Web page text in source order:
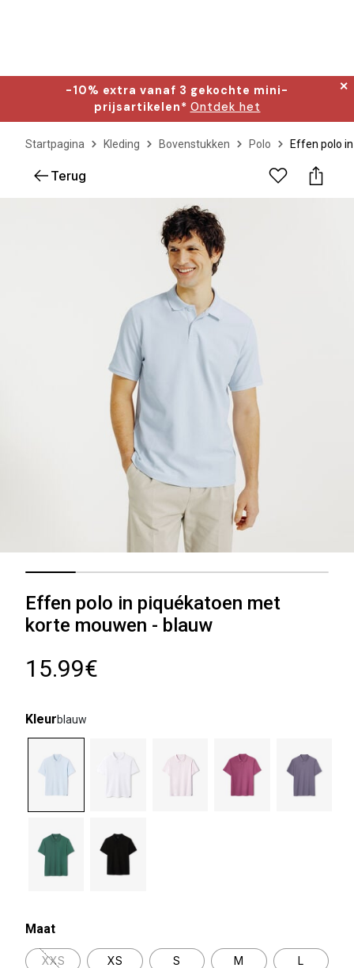
-10% extra vanaf 3 gekochte mini-
prijsartikelen* Ontdek het
✕
Startpagina Kleding Bovenstukken Polo Effen polo
Terug
Effen polo in piquékatoen met
korte mouwen - blauw
15.99€
Kleurblauw
Maat
XXS XS S M L